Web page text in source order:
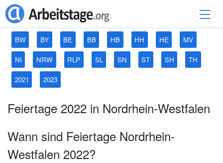
BW BY BE BB HB HH HE MV
NI NRW RLP SL SN ST SH TH
2021 2023
Feiertage 2022 in Nordrhein-Westfalen
Wann sind Feiertage Nordrhein-
Westfalen 2022?